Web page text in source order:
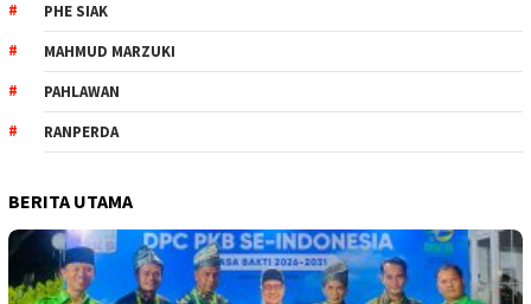
PHE SIAK
MAHMUD MARZUKI
PAHLAWAN
RANPERDA
BERITA UTAMA